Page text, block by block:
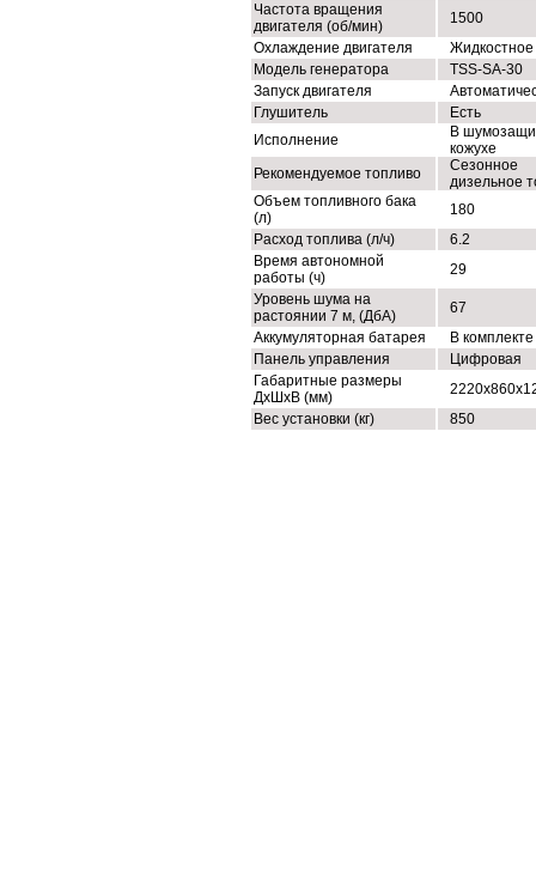
Частота вращения
двигателя (об/мин)
1500
Охлаждение двигателя
Жидкостное
Модель генератора
TSS-SA-30
Запуск двигателя
Глушитель
Есть
Исполнение
В
кожухе
Рекомендуемое топливо
Сезонное
дизельное
Объем топливного бака
(л)
180
Расход топлива (л/ч)
6.2
Время автономной
работы (ч)
29
Уровень шума на
растоянии 7 м, (ДбА)
67
Аккумуляторная батарея
В комплекте
Панель управления
Цифровая
Габаритные размеры
ДхШхВ (мм)
Вес установки (кг)
850